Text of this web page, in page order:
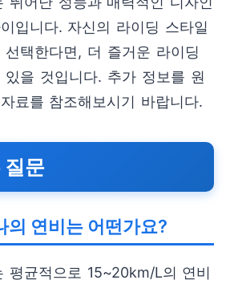
입니다. 자신의 라이딩 스타일
택한다면, 더 즐거운 라이딩
을 것입니다. 추가 정보를 원
료를 참조해보시기 바랍니다.
질문
의 연비는 어떤가요?
평균적으로 15~20km/L의 연비